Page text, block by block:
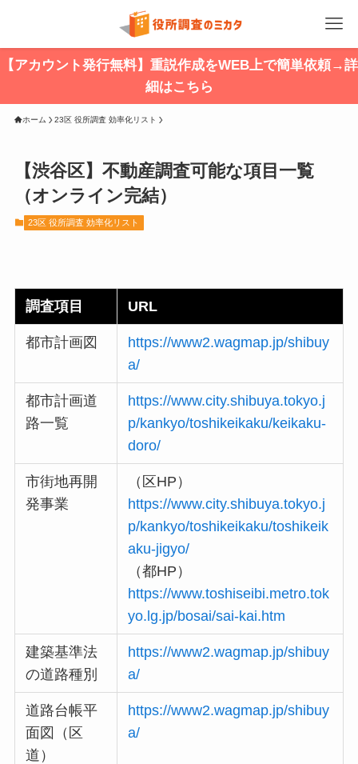
【アカウント発行無料】重説作成をWEB上で簡単依頼→詳
細はこちら
ホーム 23区 役所調査 効率化リスト
【渋谷区】不動産調査可能な項目一覧
（オンライン完結）
23区 役所調査 効率化リスト
調査項目 URL
都市計画図
https://www2.wagmap.jp/shibuy
a/
都市計画道
路一覧
https://www.city.shibuya.tokyo.j
p/kankyo/toshikeikaku/keikaku-
doro/
市街地再開
発事業
（区HP）
https://www.city.shibuya.tokyo.j
p/kankyo/toshikeikaku/toshikeik
aku-jigyo/
（都HP）
https://www.toshiseibi.metro.tok
yo.lg.jp/bosai/sai-kai.htm
建築基準法
の道路種別
https://www2.wagmap.jp/shibuy
a/
道路台帳平
面図（区
道）
https://www2.wagmap.jp/shibuy
a/